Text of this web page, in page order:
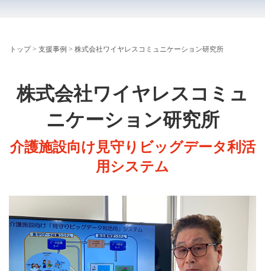
トップ> 支援事例 > 株式会社ワイヤレスコミュニケーション研究所
株式会社ワイヤレスコミュ
ニケーション研究所
介護施設向け見守りビッグデータ利活
用システム